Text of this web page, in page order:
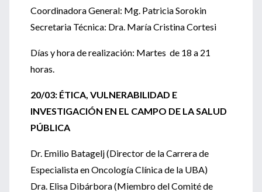
Coordinadora General: Mg. Patricia Sorokin
Secretaria Técnica: Dra. María Cristina Cortesi
Días y hora de realización: Martes de 18 a 21
horas.
20/03: ÉTICA, VULNERABILIDAD E
INVESTIGACIÓN EN EL CAMPO DE LA SALUD
PÚBLICA
Dr. Emilio Batagelj (Director de la Carrera de
Especialista en Oncología Clínica de la UBA)
Dra. Elisa Dibárbora (Miembro del Comité de